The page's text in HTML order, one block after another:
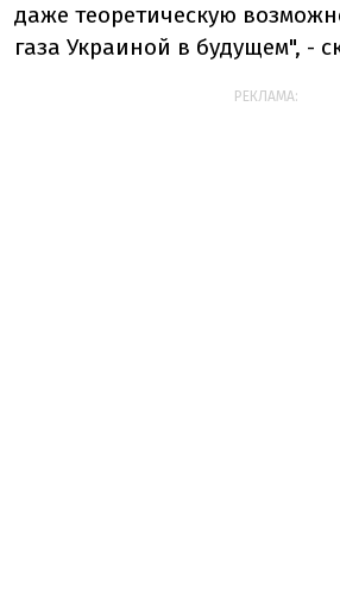
даже теоретическую
газа Украиной в будущем", -
РЕКЛАМА: